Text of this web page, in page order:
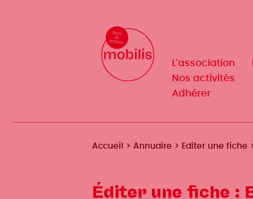
Mobilis
principale
L'association
Nos activités
Adhérer
Fil
Accueil Annuaire Editer une fiche
Éditer une fiche :